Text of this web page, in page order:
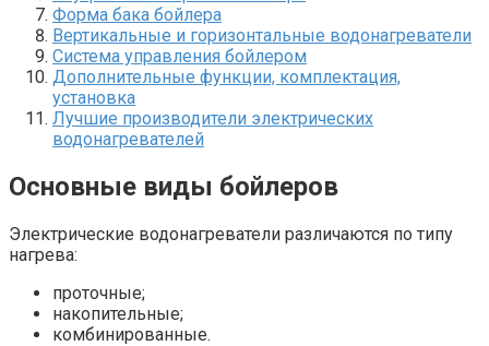
Форма бака бойлера
Вертикальные и горизонтальные водонагреватели
Система управления бойлером
Дополнительные функции, комплектация,
установка
Лучшие производители электрических
водонагревателей
Основные виды бойлеров
Электрические водонагреватели различаются по типу
нагрева:
проточные;
накопительные;
комбинированные.